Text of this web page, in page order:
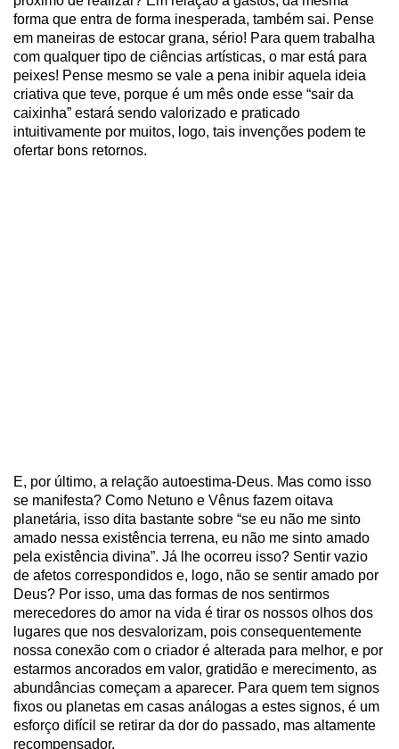
forma que entra de forma inesperada, também sai. Pense
em maneiras de estocar grana, sério! Para quem trabalha
com qualquer tipo de ciências artísticas, o mar está para
peixes! Pense mesmo se vale a pena inibir aquela ideia
criativa que teve, porque é um mês onde esse “sair da
caixinha” estará sendo valorizado e praticado
intuitivamente por muitos, logo, tais invenções podem te
ofertar bons retornos.
E, por último, a relação autoestima-Deus. Mas como isso
se manifesta? Como Netuno e Vênus fazem oitava
planetária, isso dita bastante sobre “se eu não me sinto
amado nessa existência terrena, eu não me sinto amado
pela existência divina”. Já lhe ocorreu isso? Sentir vazio
de afetos correspondidos e, logo, não se sentir amado por
Deus? Por isso, uma das formas de nos sentirmos
merecedores do amor na vida é tirar os nossos olhos dos
lugares que nos desvalorizam, pois consequentemente
nossa conexão com o criador é alterada para melhor, e por
estarmos ancorados em valor, gratidão e merecimento, as
abundâncias começam a aparecer. Para quem tem signos
fixos ou planetas em casas análogas a estes signos, é um
esforço difícil se retirar da dor do passado, mas altamente
recompensador.